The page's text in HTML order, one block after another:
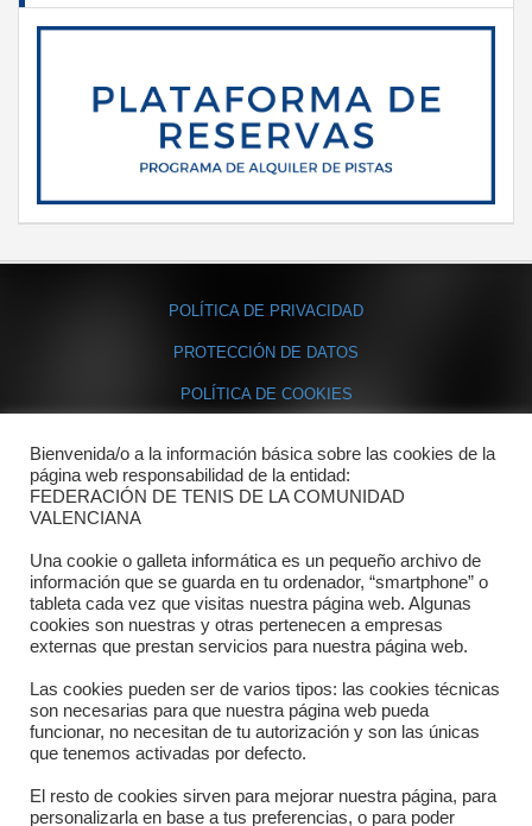
POLÍTICA DE PRIVACIDAD
PROTECCIÓN DE DATOS
POLÍTICA DE COOKIES
Contacto
Dónde estamos
Directorio departamentos
Horario
Formulario de contacto
Bienvenida/o a la información básica sobre las cookies de la
página web responsabilidad de la entidad:
FEDERACIÓN DE TENIS DE LA COMUNIDAD
VALENCIANA
Una cookie o galleta informática es un pequeño archivo de
información que se guarda en tu ordenador, “smartphone” o
tableta cada vez que visitas nuestra página web. Algunas
cookies son nuestras y otras pertenecen a empresas
externas que prestan servicios para nuestra página web.
Las cookies pueden ser de varios tipos: las cookies técnicas
son necesarias para que nuestra página web pueda
funcionar, no necesitan de tu autorización y son las únicas
que tenemos activadas por defecto.
El resto de cookies sirven para mejorar nuestra página, para
personalizarla en base a tus preferencias, o para poder